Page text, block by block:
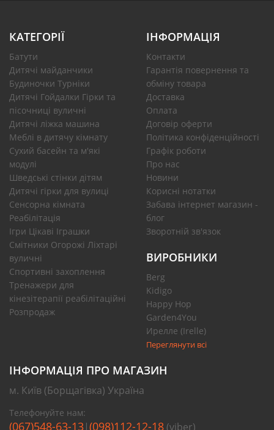
КАТЕГОРІЇ
Батути
Дитячі майданчики
Будиночки Турніки
Дитячі Гойдалки Гірки та
пісочниці вуличні
Дитячі ліжка машина
Меблі в дитячу кімнату
Сухий басейн та м'які
модулі
Шведські стінки дітям
Дитячі гірки для вулиці
Сенсорна кімната
Реабілітація
Ігри Цікаві Іграшки
Смітники Огорожі Ліхтарі
вуличні
Спортивні захоплення
Тренажери для
кінезітерапії реабілітаційні
Розпродаж
ІНФОРМАЦІЯ
Контакти
Гарантія повернення та
обміну товара
Доставка
Оплата
Договір оферти
Політика конфіденційності
Графік роботи
Про нас
Новини
Корисні нотатки
Забава інтернет магазин -
блог
Зворотній зв'язок
ВИРОБНИКИ
Berg
Kidigo
Happy Hop
Garden4You
Ирелле (Irelle)
Переглянути всі
ІНФОРМАЦІЯ ПРО МАГАЗИН
м. Київ (Борщагівка) Україна
Телефонуйте нам:
(067)548-63-13|(098)112-12-18 (viber)